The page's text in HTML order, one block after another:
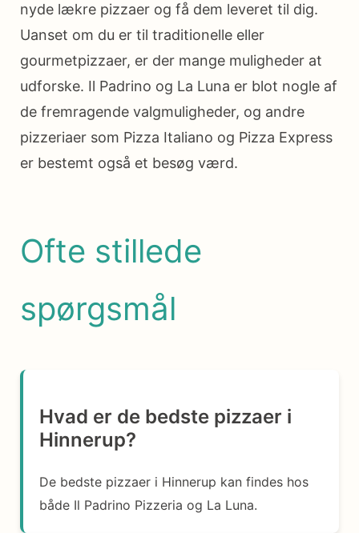
nyde lækre pizzaer og få dem leveret til dig.
Uanset om du er til traditionelle eller
gourmetpizzaer, er der mange muligheder at
udforske. Il Padrino og La Luna er blot nogle af
de fremragende valgmuligheder, og andre
pizzeriaer som Pizza Italiano og Pizza Express
er bestemt også et besøg værd.
Ofte stillede
spørgsmål
Hvad er de bedste pizzaer i
Hinnerup?
De bedste pizzaer i Hinnerup kan findes hos
både Il Padrino Pizzeria og La Luna.